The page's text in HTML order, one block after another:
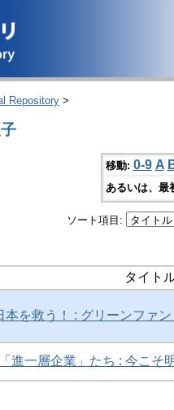
Repository >
移動: 0-9 A
あるいは、最
ソート項目:
タイト
本を救う！ : グリーンファ
進一層企業」たち : 今こそ